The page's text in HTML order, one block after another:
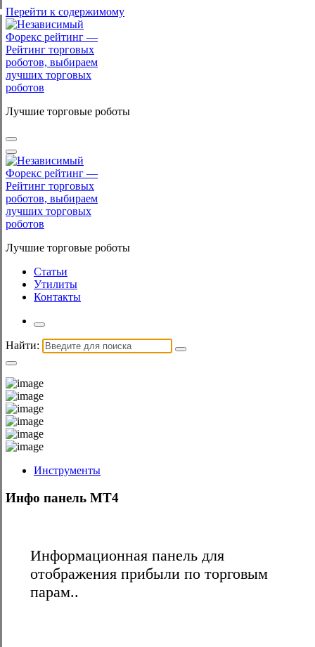
Перейти к содержимому
Лучшие торговые роботы
Лучшие торговые роботы
Статьи
Утилиты
Контакты
Найти:
Инструменты
Инфо панель MT4
Информационная панель для
отображения прибыли по торговым
парам..